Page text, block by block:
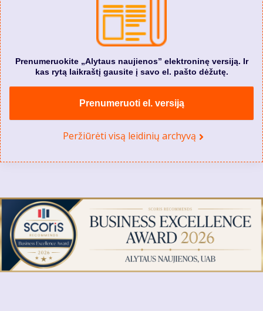
Prenumeruokite „Alytaus naujienos” elektroninę versiją. Ir
kas rytą laikraštį gausite į savo el. pašto dėžutę.
Prenumeruoti el. versiją
Peržiūrėti visą leidinių archyvą